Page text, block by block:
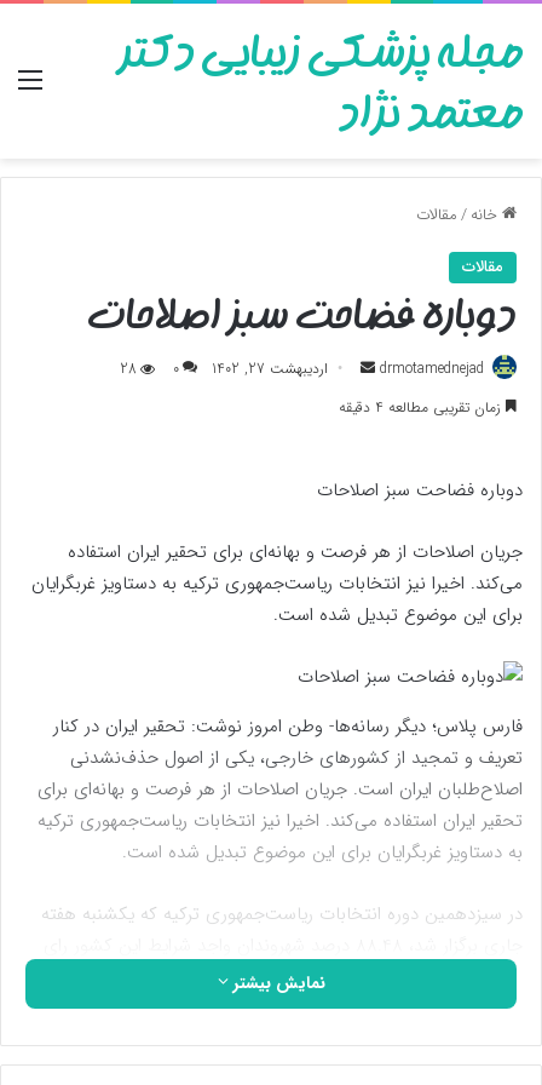
مجله پزشکی زیبایی دکتر
معتمد نژاد
خانه/مقالات
مقالات
دوباره فضاحت سبز اصلاحات
drmotamednejad
ارسال
به
اردیبهشت 27, 1402 0
28
زمان تقریبی مطالعه 4 دقیقه
دوباره فضاحت سبز اصلاحات
جریان اصلاحات از هر فرصت و بهانه‌ای برای تحقیر ایران استفاده
می‌کند. اخیرا نیز انتخابات ریاست‌جمهوری ترکیه به دستاویز غربگرایان
برای این موضوع تبدیل شده است.
فارس پلاس؛ دیگر رسانه‌ها- وطن امروز نوشت: تحقیر ایران در کنار
تعریف و تمجید از کشورهای خارجی، یکی از اصول حذف‌نشدنی
اصلاح‌طلبان ایران است. جریان اصلاحات از هر فرصت و بهانه‌ای برای
تحقیر ایران استفاده می‌کند. اخیرا نیز انتخابات ریاست‌جمهوری ترکیه
به دستاویز غربگرایان برای این موضوع تبدیل شده است.
در سیزدهمین دوره انتخابات ریاست‌جمهوری ترکیه که یکشنبه هفته
دادند. همچنین در بیست‌وهشتمین دوره انتخابات پارلمانی نیز که
همزمان با انتخابات ریاست‌جمهوری ترکیه برگزار شد، 86.55 درصد افراد
واجد شرایط پای صندوق‌های رأی رفتند. همین موضوع باعث شد
بالاترین میزان مشارکت در تاریخ انتخابات ترکیه رقم بخورد.
نمایش بیشتر